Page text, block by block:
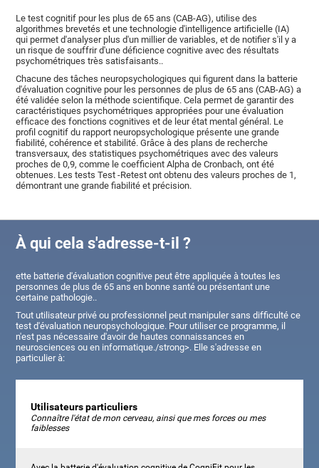
Le test cognitif pour les plus de 65 ans (CAB-AG), utilise des
algorithmes brevetés et une technologie d'intelligence artificielle (IA)
qui permet d'analyser plus d'un millier de variables, et de notifier s'il y a
un risque de souffrir d'une déficience cognitive avec des résultats
psychométriques très satisfaisants..
Chacune des tâches neuropsychologiques qui figurent dans la batterie
d'évaluation cognitive pour les personnes de plus de 65 ans (CAB-AG) a
été validée selon la méthode scientifique. Cela permet de garantir des
caractéristiques psychométriques appropriées pour une évaluation
efficace des fonctions cognitives et de leur état mental général. Le
profil cognitif du rapport neuropsychologique présente une grande
fiabilité, cohérence et stabilité. Grâce à des plans de recherche
transversaux, des statistiques psychométriques avec des valeurs
proches de 0,9, comme le coefficient Alpha de Cronbach, ont été
obtenues. Les tests Test -Retest ont obtenu des valeurs proches de 1,
démontrant une grande fiabilité et précision.
À qui cela s'adresse-t-il ?
ette batterie d'évaluation cognitive peut être appliquée à toutes les
personnes de plus de 65 ans en bonne santé ou présentant une
certaine pathologie..
Tout utilisateur privé ou professionnel peut manipuler sans difficulté ce
test d'évaluation neuropsychologique. Pour utiliser ce programme, il
n'est pas nécessaire d'avoir de hautes connaissances en
neurosciences ou en informatique./strong>. Elle s'adresse en
particulier à:
Utilisateurs particuliers
Connaître l'état de mon cerveau, ainsi que mes forces ou mes
faiblesses